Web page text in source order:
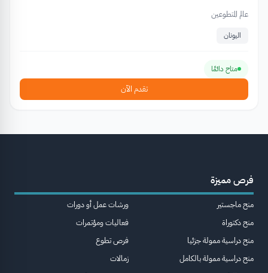
عالم المتطوعين
اليونان
متاح دائمًا
تقدم الآن
فرص مميزة
منح ماجستير
منح دكتوراة
منح دراسية ممولة جزئيا
منح دراسية ممولة بالكامل
ورشات عمل أو دورات
فعاليات ومؤتمرات
فرص تطوع
زمالات